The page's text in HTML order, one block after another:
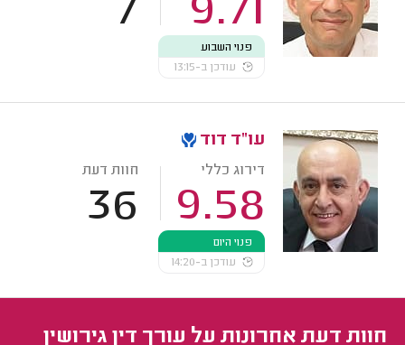
9.71
7
פנוי השבוע
עודכן ב-13:15
עו"ד דוד
דירוג כללי
9.58
חוות דעת
36
פנוי היום
עודכן ב-14:20
חוות דעת אחרונות על עורך דין גירושין